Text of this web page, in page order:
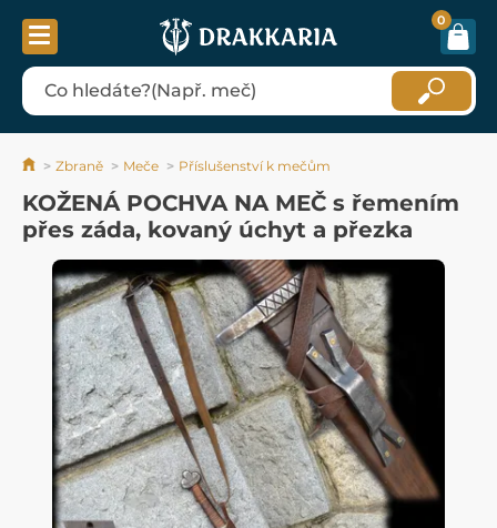
0
Zbraně Meče Příslušenství k mečům
KOŽENÁ POCHVA NA MEČ s řemením
přes záda, kovaný úchyt a přezka